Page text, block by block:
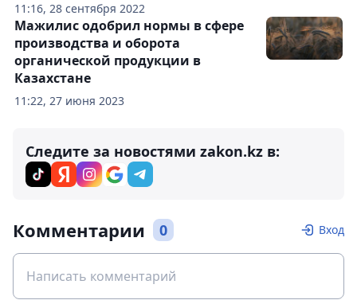
11:16, 28 сентября 2022
11:22, 27 июня 2023
Мажилис одобрил нормы в сфере
производства и оборота
органической продукции в
Казахстане
Следите за новостями zakon.kz в:
Комментарии 0 Вход